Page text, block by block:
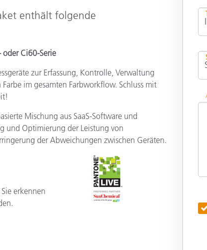
enthält folgende
oder Ci60-Serie
zur Erfassung, Kontrolle, Verwaltung
im gesamten Farbworkflow. Schluss mit
Mischung aus SaaS-Software und
und Optimierung der Leistung von
der Abweichungen zwischen Geräten.
erkennen